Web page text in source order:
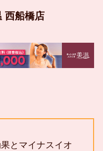
西船橋店
とマイナスイオ